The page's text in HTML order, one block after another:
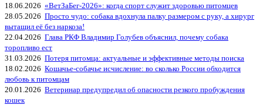
18.06.2026 «ВетЗаБег‑2026»: когда спорт служит здоровью питомцев
28.05.2026 Просто чудо: собака вдохнула палку размером с руку, а хирург
вытащил её без наркоза!
22.04.2026 Глава РКФ Владимир Голубев объяснил, почему собака
торопливо ест
31.03.2026 Потеря питомца: актуальные и эффективные методы поиска
18.02.2026 Кошачье-собачье исчисление: во сколько России обходится
любовь к питомцам
20.01.2026 Ветеринар предупредил об опасности резкого пробуждения
кошек